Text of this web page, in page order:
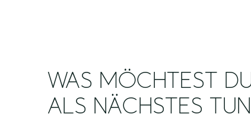
WAS MÖCHTEST
ALS NÄCHSTES